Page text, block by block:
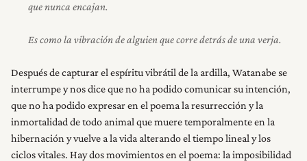
que nunca encajan.
Es como la vibración de alguien que corre detrás de una verja.
Después de capturar el espíritu vibrátil de la ardilla, Watanabe se
interrumpe y nos dice que no ha podido comunicar su intención,
que no ha podido expresar en el poema la resurrección y la
inmortalidad de todo animal que muere temporalmente en la
hibernación y vuelve a la vida alterando el tiempo lineal y los
ciclos vitales. Hay dos movimientos en el poema: la imposibilidad